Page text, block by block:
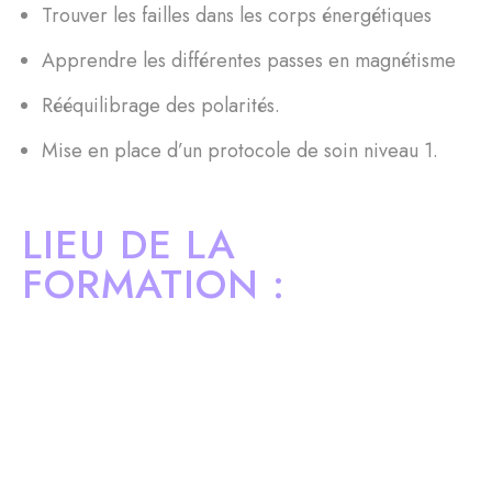
Trouver les failles dans les corps énergétiques
Apprendre les différentes passes en magnétisme
Rééquilibrage des polarités.
Mise en place d’un protocole de soin niveau 1.
LIEU DE LA
FORMATION :